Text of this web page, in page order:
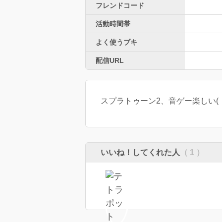
フレンドコード
活動時間帯
よく使うブキ
配信URL
スプラトゥーン2、音ゲー楽しい(
いいね！してくれた人 （ 1 ）